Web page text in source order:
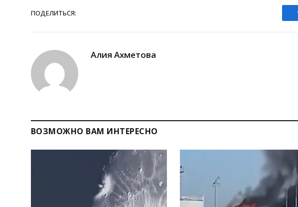
ПОДЕЛИТЬСЯ:
Алия Ахметова
ВОЗМОЖНО ВАМ ИНТЕРЕСНО